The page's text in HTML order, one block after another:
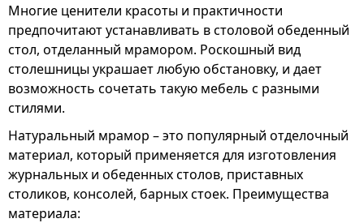
Многие ценители красоты и практичности
предпочитают устанавливать в столовой обеденный
стол, отделанный мрамором. Роскошный вид
столешницы украшает любую обстановку, и дает
возможность сочетать такую мебель с разными
стилями.
Натуральный мрамор – это популярный отделочный
материал, который применяется для изготовления
журнальных и обеденных столов, приставных
столиков, консолей, барных стоек. Преимущества
материала: